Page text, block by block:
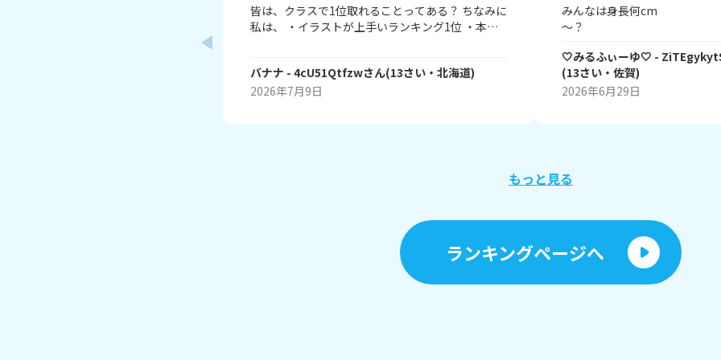
皆は、クラスで1位取れることってある？ ちなみに
私は、 ・イラストが上手いランキング1位 ・本を
ンキングで1位取れる？ 書いてくれたら嬉しいで
す！ じゃね。
バナナ - 4cU51Qtfzwさん(13さい・ 北海道)
2026年7月9日
みんなは身長何cm
～？
い方かはわかん
🤍みるふぃーゆ🤍 -
(13さい・佐賀)
2026年6月29日
もっと見る
ランキングページへ